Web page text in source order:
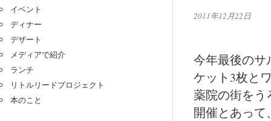
2011年12月22日
今年最後のサ
ケット3枚と
薬院の街をう
開催とあっ
イベント
ディナー
デザート
メディアで紹介
ランチ
リトルリードプロジェクト
本のこと